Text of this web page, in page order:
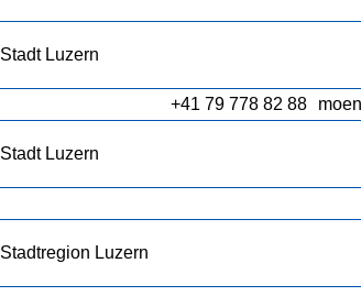
Stadt Luzern
+41 79 778 82 88
Stadt Luzern
Stadtregion Luzern